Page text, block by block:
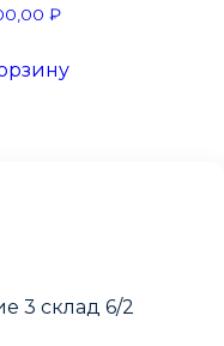
₽
3 cклад 6/2